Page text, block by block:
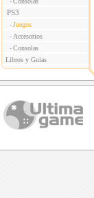
-
PS3
- Juegos
- Accesorios
- Consolas
Libros y Guias